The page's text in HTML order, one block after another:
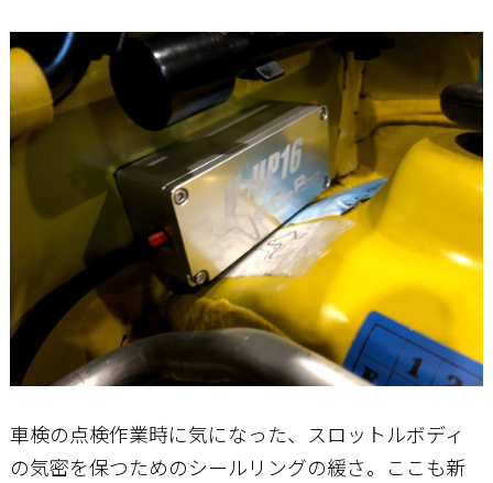
車検の点検作業時に気になった、スロットルボディ
の気密を保つためのシールリングの緩さ。ここも新